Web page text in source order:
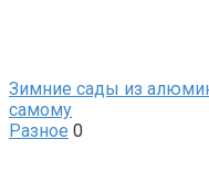
Зимние сады из
самому
Разное 0